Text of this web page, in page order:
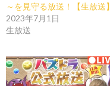
～を見守る放送！【生放送】
2023年7月1日
生放送